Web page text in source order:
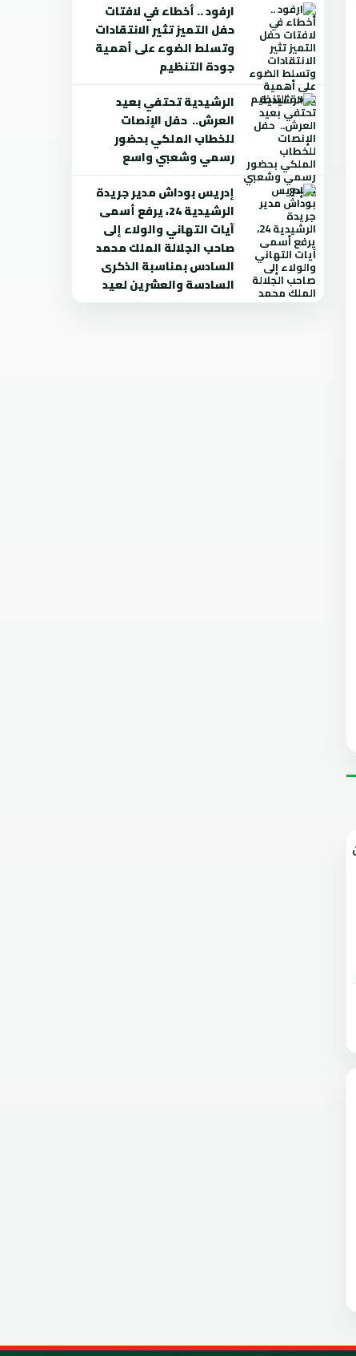
ارفود .. أخطاء في لافتات
حفل التميز تثير الانتقادات
وتسلط الضوء على أهمية
جودة التنظيم
الرشيدية تحتفي بعيد
العرش.. حفل الإنصات
للخطاب الملكي بحضور
رسمي وشعبي واسع
إدريس بوداش مدير جريدة
الرشيدية 24، يرفع أسمى
آيات التهاني والولاء إلى
صاحب الجلالة الملك محمد
السادس بمناسبة الذكرى
السادسة والعشرين لعيد